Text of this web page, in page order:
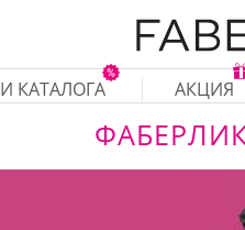
КАТАЛОГА АКЦИЯ